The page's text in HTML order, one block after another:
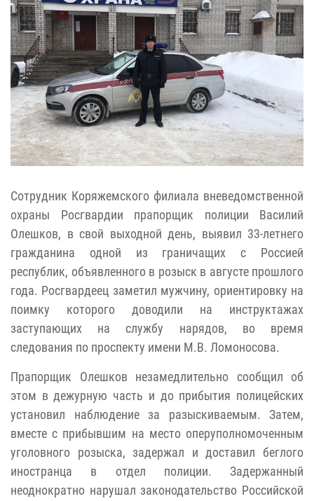
Сотрудник Коряжемского филиала вневедомственной
охраны Росгвардии прапорщик полиции Василий
Олешков, в свой выходной день, выявил 33-летнего
гражданина одной из граничащих с Россией
республик, объявленного в розыск в августе прошлого
года. Росгвардеец заметил мужчину, ориентировку на
поимку которого доводили на инструктажах
заступающих на службу нарядов, во время
следования по проспекту имени М.В. Ломоносова.
Прапорщик Олешков незамедлительно сообщил об
этом в дежурную часть и до прибытия полицейских
установил наблюдение за разыскиваемым. Затем,
вместе с прибывшим на место оперуполномоченным
уголовного розыска, задержал и доставил беглого
иностранца в отдел полиции. Задержанный
неоднократно нарушал законодательство Российской